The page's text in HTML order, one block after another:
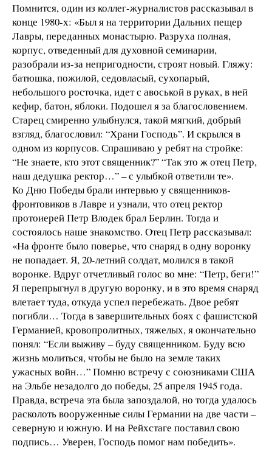
Помнится, один из коллег-журналистов рассказывал в
конце 1980-х: «Был я на территории Дальних пещер
Лавры, переданных монастырю. Разруха полная,
корпус, отведенный для духовной семинарии,
разобрали из-за непригодности, строят новый. Гляжу:
батюшка, пожилой, седовласый, сухопарый,
небольшого росточка, идет с авоськой в руках, в ней
кефир, батон, яблоки. Подошел я за благословением.
Старец смиренно улыбнулся, такой мягкий, добрый
взгляд, благословил: “Храни Господь”. И скрылся в
одном из корпусов. Спрашиваю у ребят на стройке:
“Не знаете, кто этот священник?” “Так это ж отец Петр,
наш дедушка ректор…” – с улыбкой ответили те».
Ко Дню Победы брали интервью у священников-
фронтовиков в Лавре и узнали, что отец ректор
протоиерей Петр Влодек брал Берлин. Тогда и
состоялось наше знакомство. Отец Петр рассказывал:
«На фронте было поверье, что снаряд в одну воронку
не попадает. Я, 20-летний солдат, молился в такой
воронке. Вдруг отчетливый голос во мне: “Петр, беги!”
Я перепрыгнул в другую воронку, и в это время снаряд
влетает туда, откуда успел перебежать. Двое ребят
погибли… Тогда в завершительных боях с фашистской
Германией, кровопролитных, тяжелых, я окончательно
понял: “Если выживу – буду священником. Буду всю
жизнь молиться, чтобы не было на земле таких
ужасных войн…” Помню встречу с союзниками США
на Эльбе незадолго до победы, 25 апреля 1945 года.
Правда, встреча эта была запоздалой, но тогда удалось
расколоть вооруженные силы Германии на две части –
северную и южную. И на Рейхстаге поставил свою
подпись… Уверен, Господь помог нам победить».